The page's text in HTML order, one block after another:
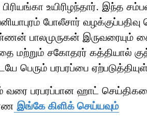
உயிரிழந்தார். இந்த
போலீசார்
பாலமுருகன் இருவரையும்
மற்றும் சகோதரர் கத்தியால்
பெரும் பரபரப்பை
வரை பரபரப்பான ஹாட்
இங்கே கிளிக் செய்யவும்